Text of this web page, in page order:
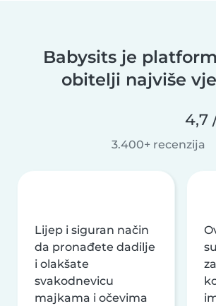
Babysits je
obitelji najviše
4,7
3.400+ recenzija
Lijep i siguran način
da pronađete dadilje
i olakšate
svakodnevicu
majkama i očevima